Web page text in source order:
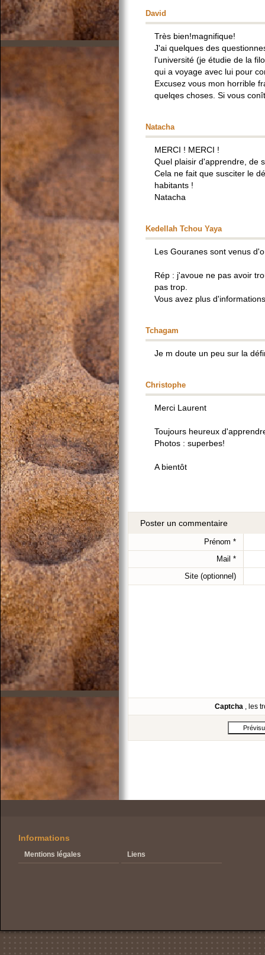
David
Très bien!magnifique!
J'ai quelques des
l'université (je étudie de la
qui a voyage avec lui pour
Excusez vous mon horrible
quelqes choses. Si vous
Natacha
MERCI ! MERCI !
Quel plaisir d'apprendre, de
Cela ne fait que susciter le
habitants !
Natacha
Kedellah Tchou Yaya
Les Gouranes sont venus
Rép : j'avoue ne pas avoir
pas trop.
Vous avez plus
Tchagam
Je m doute un peu sur la
Christophe
Merci Laurent
Toujours heureux
Photos : superbes!
A bientôt
Poster un commentaire
Prénom *
Mail *
Site (optionnel)
Captcha , les
Informations
Mentions légales Liens